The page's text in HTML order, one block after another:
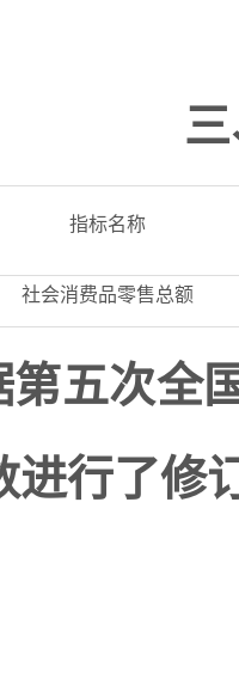
三
指标名称
社会消费品零售总额
第五次全
进行了修